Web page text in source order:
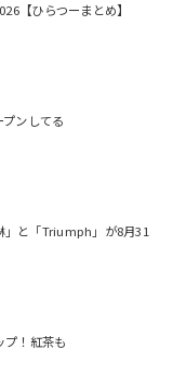
【ひらつーまとめ】
ンしてる
」と「Triumph」が8月31
プ！紅茶も